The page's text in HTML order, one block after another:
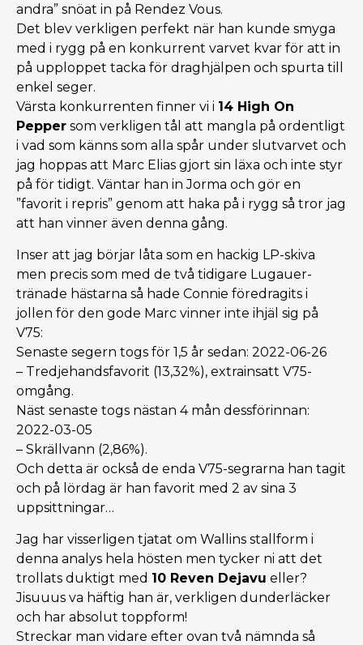
andra” snöat in på Rendez Vous.
Det blev verkligen perfekt när han kunde smyga
med i rygg på en konkurrent varvet kvar för att in
på upploppet tacka för draghjälpen och spurta till
enkel seger.
Värsta konkurrenten finner vi i 14 High On
Pepper som verkligen tål att mangla på ordentligt
i vad som känns som alla spår under slutvarvet och
jag hoppas att Marc Elias gjort sin läxa och inte styr
på för tidigt. Väntar han in Jorma och gör en
”favorit i repris” genom att haka på i rygg så tror jag
att han vinner även denna gång.
Inser att jag börjar låta som en hackig LP-skiva
men precis som med de två tidigare Lugauer-
tränade hästarna så hade Connie föredragits i
jollen för den gode Marc vinner inte ihjäl sig på
V75:
Senaste segern togs för 1,5 år sedan: 2022-06-26
– Tredjehandsfavorit (13,32%), extrainsatt V75-
omgång.
Näst senaste togs nästan 4 mån dessförinnan:
2022-03-05
– Skrällvann (2,86%).
Och detta är också de enda V75-segrarna han tagit
och på lördag är han favorit med 2 av sina 3
uppsittningar…
Jag har visserligen tjatat om Wallins stallform i
denna analys hela hösten men tycker ni att det
trollats duktigt med 10 Reven Dejavu eller?
Jisuuus va häftig han är, verkligen dunderläcker
och har absolut toppform!
Streckar man vidare efter ovan två nämnda så